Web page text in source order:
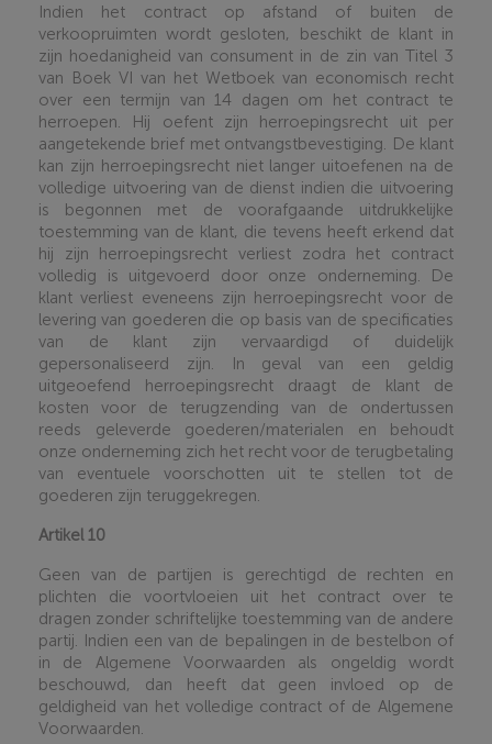
Indien het contract op afstand of buiten de
verkoopruimten wordt gesloten, beschikt de klant in
zijn hoedanigheid van consument in de zin van Titel 3
van Boek VI van het Wetboek van economisch recht
over een termijn van 14 dagen om het contract te
herroepen. Hij oefent zijn herroepingsrecht uit per
aangetekende brief met ontvangstbevestiging. De klant
kan zijn herroepingsrecht niet langer uitoefenen na de
volledige uitvoering van de dienst indien die uitvoering
is begonnen met de voorafgaande uitdrukkelijke
toestemming van de klant, die tevens heeft erkend dat
hij zijn herroepingsrecht verliest zodra het contract
volledig is uitgevoerd door onze onderneming. De
klant verliest eveneens zijn herroepingsrecht voor de
levering van goederen die op basis van de specificaties
van de klant zijn vervaardigd of duidelijk
gepersonaliseerd zijn. In geval van een geldig
uitgeoefend herroepingsrecht draagt de klant de
kosten voor de terugzending van de ondertussen
reeds geleverde goederen/materialen en behoudt
onze onderneming zich het recht voor de terugbetaling
van eventuele voorschotten uit te stellen tot de
goederen zijn teruggekregen.
Artikel 10
Geen van de partijen is gerechtigd de rechten en
plichten die voortvloeien uit het contract over te
dragen zonder schriftelijke toestemming van de andere
partij. Indien een van de bepalingen in de bestelbon of
in de Algemene Voorwaarden als ongeldig wordt
beschouwd, dan heeft dat geen invloed op de
geldigheid van het volledige contract of de Algemene
Voorwaarden.